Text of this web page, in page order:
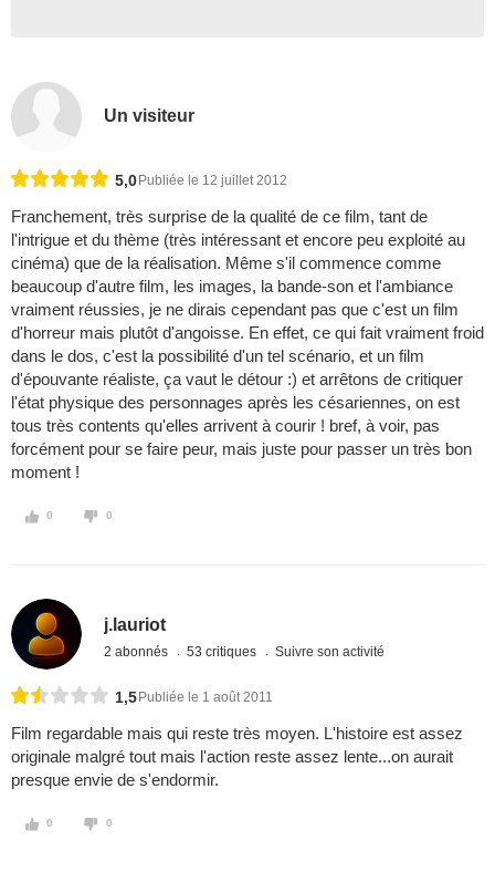
Un visiteur
5,0 Publiée le 12 juillet 2012
Franchement, très surprise de la qualité de ce film, tant de
l'intrigue et du thème (très intéressant et encore peu exploité au
cinéma) que de la réalisation. Même s'il commence comme
beaucoup d'autre film, les images, la bande-son et l'ambiance
vraiment réussies, je ne dirais cependant pas que c'est un film
d'horreur mais plutôt d'angoisse. En effet, ce qui fait vraiment froid
dans le dos, c'est la possibilité d'un tel scénario, et un film
d'épouvante réaliste, ça vaut le détour :) et arrêtons de critiquer
l'état physique des personnages après les césariennes, on est
tous très contents qu'elles arrivent à courir ! bref, à voir, pas
forcément pour se faire peur, mais juste pour passer un très bon
moment !
0 0
j.lauriot
2 abonnés 53 critiques Suivre son activité
1,5 Publiée le 1 août 2011
Film regardable mais qui reste très moyen. L'histoire est assez
originale malgré tout mais l'action reste assez lente...on aurait
presque envie de s'endormir.
0 0